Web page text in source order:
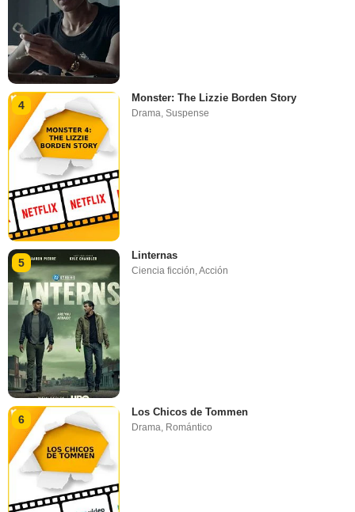
4
Monster: The Lizzie Borden Story
Drama,Suspense
5
Linternas
Ciencia ficción ,Acción
6
Los Chicos de Tommen
Drama, Romántico